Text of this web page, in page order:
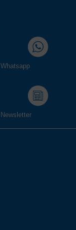
Whatsapp
Newsletter